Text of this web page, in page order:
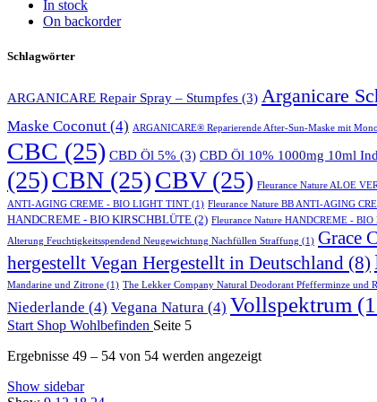
In stock
On backorder
Schlagwörter
ARGANICARE Repair Spray – Stumpfes (3) Arganicare
Maske Coconut (4) ARGANICARE® Reparierende After-Sun-Maske mit
CBC (25) CBD Öl 5% (3) CBD Öl 10% 1000mg 10ml
(25)CBN (25)CBV(25) Fleurance Nature ALOE
ANTI-AGING CREME - BIO LIGHT TINT (1) Fleurance Nature BB ANTI-AGING
HANDCREME - BIO KIRSCHBLÜTE (2) Fleurance Nature HANDCREME -
Alterung Feuchtigkeitsspendend Neugewichtung Nachfüllen Straffung (1) Grace
hergestellt Vegan Hergestellt in Deutschland (8)
Mandarine und Zitrone (1) The Lekker Company Natural Deodorant Pfefferminze und
Niederlande (4) Vegana Natura (4) Vollspektrum
Start Shop Wohlbefinden Seite 5
Ergebnisse 49 – 54 von 54 werden angezeigt
Show sidebar